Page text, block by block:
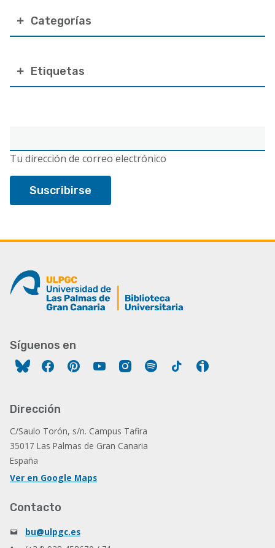
electrónico
Tu dirección de correo electrónico
Categorías
Etiquetas
Síguenos en
FacebookPinterestYouTubeInstagram
Spotify Tiktok
Dirección
C/Saulo Torón, s/n. Campus Tafira
35017 Las Palmas de Gran Canaria
España
Ver en Google Maps
Contacto
bu@ulpgc.es